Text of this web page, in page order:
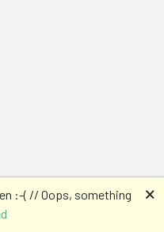
:-( // Oops, something
🗙